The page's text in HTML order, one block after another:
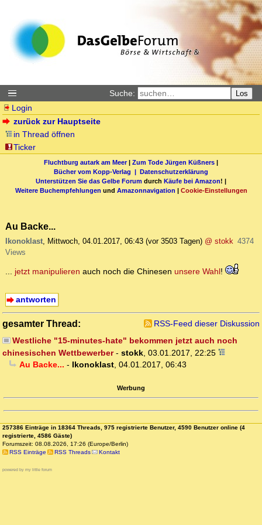
Suche: Los
Login
zurück zur Hauptseite
in Thread öffnen
Ticker
Fluchtburg autark am Meer| Zum Tode Jürgen Küßners |
Bücher vom Kopp-Verlag | Datenschutzerklärung
Unterstützen Sie das Gelbe Forum durch Käufe bei Amazon! |
Weitere Buchempfehlungen und Amazonnavigation | Cookie-Einstellungen
Au Backe...
Ikonoklast, Mittwoch, 04.01.2017, 06:43 (vor 3503 Tagen) @ stokk 4374
Views
... jetzt manipulieren auch noch die Chinesen unsere Wahl!
antworten
gesamter Thread:
RSS-Feed dieser Diskussion
Westliche "15-minutes-hate" bekommen jetzt auch noch
chinesischen Wettbewerber- stokk, 03.01.2017, 22:25
Au Backe... - Ikonoklast, 04.01.2017, 06:43
Werbung
257386 Einträge in 18364 Threads, 975 registrierte Benutzer, 4590 Benutzer online (4
registrierte, 4586 Gäste)
Forumszeit: 08.08.2026, 17:26 (Europe/Berlin)
RSS Einträge
RSS Threads Kontakt
powered by my little forum